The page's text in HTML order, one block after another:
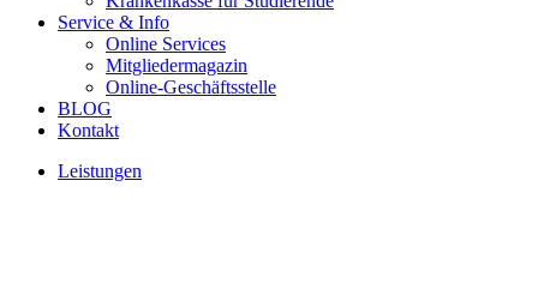
Service & Info
Online Services
Mitgliedermagazin
Online-Geschäftsstelle
BLOG
Kontakt
Leistungen